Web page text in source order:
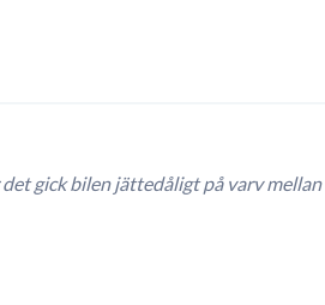
gick bilen jättedåligt på varv